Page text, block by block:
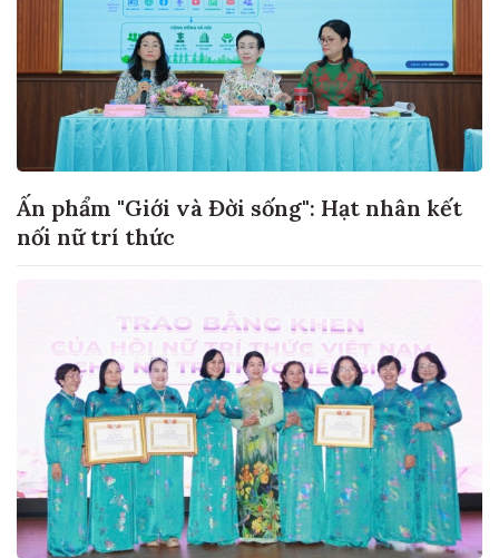
Ấn phẩm "Giới và Đời sống": Hạt nhân kết
nối nữ trí thức